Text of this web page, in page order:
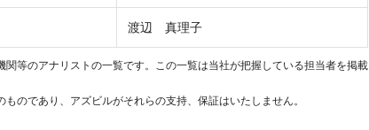
渡辺 真理子
等のアナリストの一覧です。この一覧は当社が把握している担当者を掲載
のであり、アズビルがそれらの支持、保証はいたしません。